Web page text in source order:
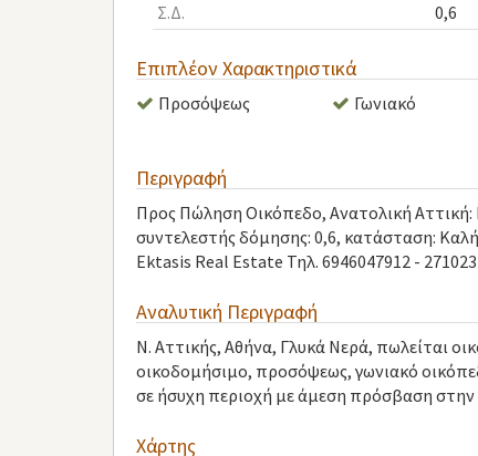
Σ.Δ.
0,6
Επιπλέον Χαρακτηριστικά
Προσόψεως Γωνιακό
Περιγραφή
Προς Πώληση Οικόπεδο, Ανατολική
συντελεστής δόμησης: 0,6, κατάσταση:
Ektasis Real Estate Τηλ. 6946047912 -
Αναλυτική Περιγραφή
Ν. Αττικής, Αθήνα, Γλυκά Νερά, πωλείται
οικοδομήσιμο, προσόψεως, γωνιακό
σε ήσυχη περιοχή με άμεση πρόσβαση
Χάρτης